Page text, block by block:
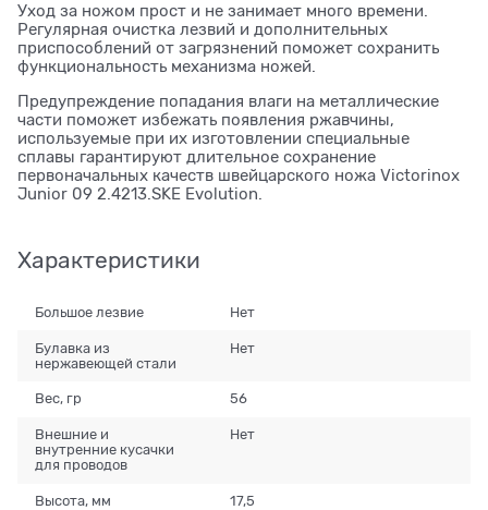
Уход за ножом прост и не занимает много времени.
Регулярная очистка лезвий и дополнительных
приспособлений от загрязнений поможет сохранить
функциональность механизма ножей.
Предупреждение попадания влаги на металлические
части поможет избежать появления ржавчины,
используемые при их изготовлении специальные
сплавы гарантируют длительное сохранение
первоначальных качеств швейцарского ножа Victorinox
Junior 09 2.4213.SKE Evolution.
Характеристики
Большое лезвие Нет
Булавка из
нержавеющей стали
Нет
Вес, гр 56
Внешние и
внутренние кусачки
для проводов
Нет
Высота, мм 17,5